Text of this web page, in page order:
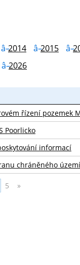
2014 2015
2026
řízení pozemek
Poorlicko
informací
chráněného území
5 »